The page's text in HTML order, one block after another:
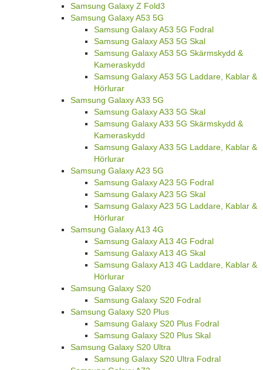
Samsung Galaxy Z Fold3
Samsung Galaxy A53 5G
Samsung Galaxy A53 5G Fodral
Samsung Galaxy A53 5G Skal
Samsung Galaxy A53 5G Skärmskydd &
Kameraskydd
Samsung Galaxy A53 5G Laddare, Kablar &
Hörlurar
Samsung Galaxy A33 5G
Samsung Galaxy A33 5G Skal
Samsung Galaxy A33 5G Skärmskydd &
Kameraskydd
Samsung Galaxy A33 5G Laddare, Kablar &
Hörlurar
Samsung Galaxy A23 5G
Samsung Galaxy A23 5G Fodral
Samsung Galaxy A23 5G Skal
Samsung Galaxy A23 5G Laddare, Kablar &
Hörlurar
Samsung Galaxy A13 4G
Samsung Galaxy A13 4G Fodral
Samsung Galaxy A13 4G Skal
Samsung Galaxy A13 4G Laddare, Kablar &
Hörlurar
Samsung Galaxy S20
Samsung Galaxy S20 Fodral
Samsung Galaxy S20 Plus
Samsung Galaxy S20 Plus Fodral
Samsung Galaxy S20 Plus Skal
Samsung Galaxy S20 Ultra
Samsung Galaxy S20 Ultra Fodral